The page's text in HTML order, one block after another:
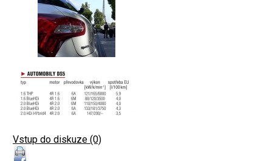
Vstup do diskuze (0)